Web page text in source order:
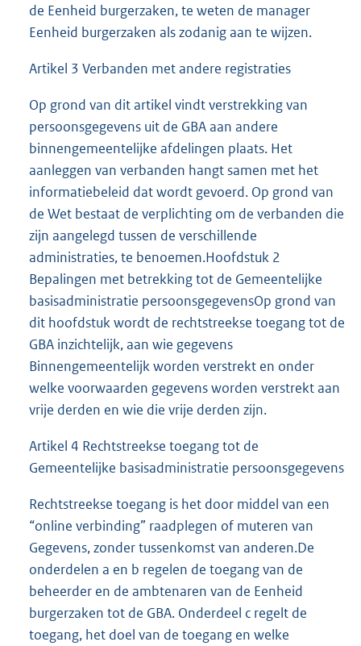
de Eenheid burgerzaken, te weten de manager
Eenheid burgerzaken als zodanig aan te wijzen.
Artikel 3 Verbanden met andere registraties
Op grond van dit artikel vindt verstrekking van
persoonsgegevens uit de GBA aan andere
binnengemeentelijke afdelingen plaats. Het
aanleggen van verbanden hangt samen met het
informatiebeleid dat wordt gevoerd. Op grond van
de Wet bestaat de verplichting om de verbanden die
zijn aangelegd tussen de verschillende
administraties, te benoemen.Hoofdstuk 2
Bepalingen met betrekking tot de Gemeentelijke
basisadministratie persoonsgegevensOp grond van
dit hoofdstuk wordt de rechtstreekse toegang tot de
GBA inzichtelijk, aan wie gegevens
Binnengemeentelijk worden verstrekt en onder
welke voorwaarden gegevens worden verstrekt aan
vrije derden en wie die vrije derden zijn.
Artikel 4 Rechtstreekse toegang tot de
Gemeentelijke basisadministratie persoonsgegevens
Rechtstreekse toegang is het door middel van een
“online verbinding” raadplegen of muteren van
Gegevens, zonder tussenkomst van anderen.De
onderdelen a en b regelen de toegang van de
beheerder en de ambtenaren van de Eenheid
burgerzaken tot de GBA. Onderdeel c regelt de
toegang, het doel van de toegang en welke